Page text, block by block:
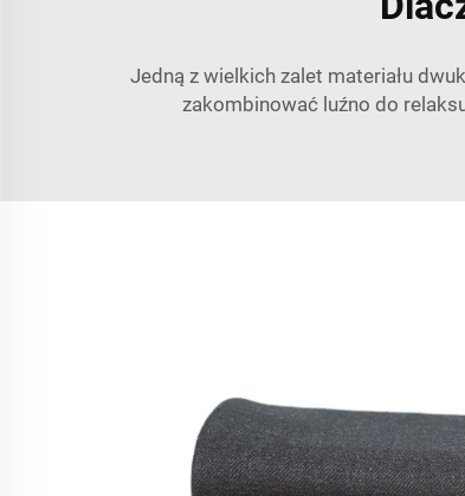
Jedną z wielkich zalet materiału
zakombinować luźno do